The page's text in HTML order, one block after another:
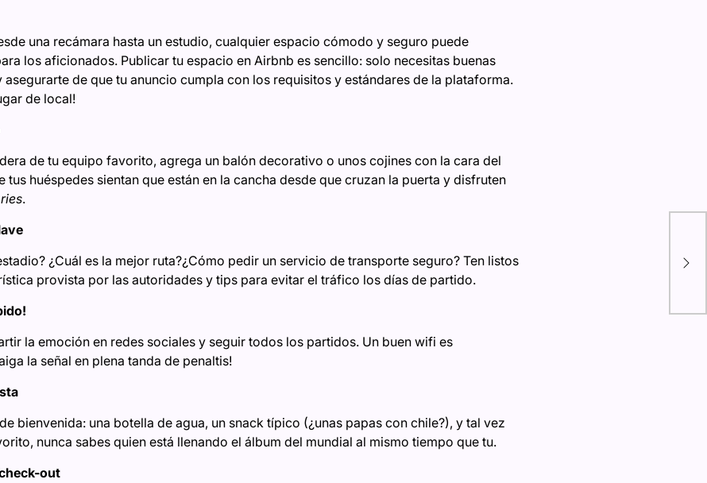
una recámara hasta un estudio, cualquier espacio cómodo y seguro puede
los aficionados. Publicar tu espacio en Airbnb es sencillo: solo necesitas buenas
de que tu anuncio cumpla con los requisitos y estándares de la plataforma.
de local!
de tu equipo favorito, agrega un balón decorativo o unos cojines con la cara del
tus huéspedes sientan que están en la cancha desde que cruzan la puerta y disfruten
.
¿Cuál es la mejor ruta?¿Cómo pedir un servicio de transporte seguro? Ten listos
provista por las autoridades y tips para evitar el tráfico los días de partido.
la emoción en redes sociales y seguir todos los partidos. Un buen wifi es
la señal en plena tanda de penaltis!
bienvenida: una botella de agua, un snack típico (¿unas papas con chile?), y tal vez
nunca sabes quien está llenando el álbum del mundial al mismo tiempo que tu.
out